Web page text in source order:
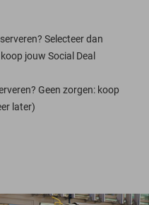
Selecteer dan
jouw Social Deal
Geen zorgen: koop
later)